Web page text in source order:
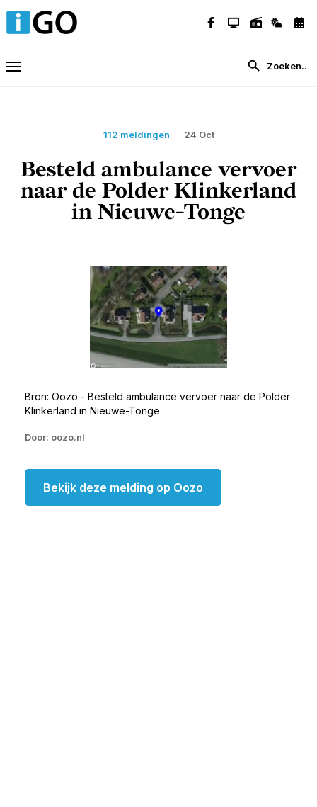
112 meldingen 24 Oct
Besteld ambulance vervoer
naar de Polder Klinkerland
in Nieuwe-Tonge
Bron: Oozo - Besteld ambulance vervoer naar de Polder
Klinkerland in Nieuwe-Tonge
Door: oozo.nl
Bekijk deze melding op Oozo